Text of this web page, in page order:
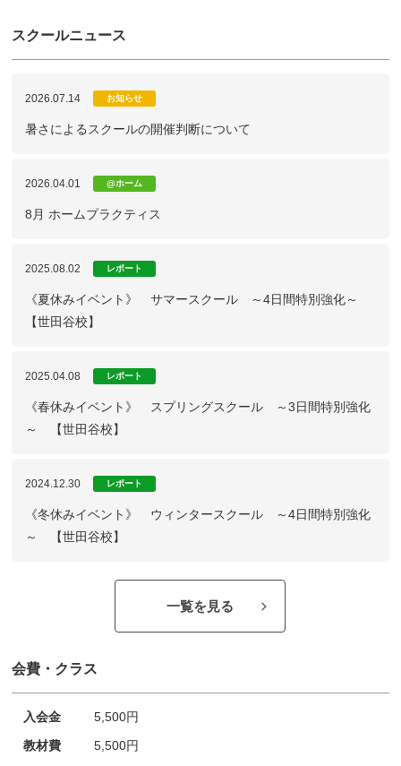
スクールニュース
2026.07.14 お知らせ
暑さによるスクールの開催判断について
2026.04.01 @ホーム
8月 ホームプラクティス
2025.08.02 レポート
《夏休みイベント》 サマースクール ～4日間特別強化～
【世田谷校】
2025.04.08 レポート
《春休みイベント》 スプリングスクール ～3日間特別強化
～ 【世田谷校】
2024.12.30 レポート
《冬休みイベント》 ウィンタースクール ～4日間特別強化
～ 【世田谷校】
一覧を見る
会費・クラス
入会金
5,500円
教材費
5,500円